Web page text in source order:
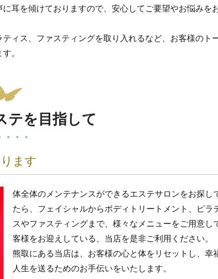
耳を傾けておりますので、安心してご要望やお悩みを
ィス、ファスティングを取り入れるなど、お客様のト
。
テを目指して
ます
体全体のメンテナンスができるエステサロンをお探し
たら、フェイシャルからボディトリートメント、ピラ
スやファスティングまで、様々なメニューをご用意し
客様をお迎えしている、当店を是非ご利用ください。
熊取にある当店は、お客様の心と体をリセットし、幸
人生を送るためのお手伝いをいたします。